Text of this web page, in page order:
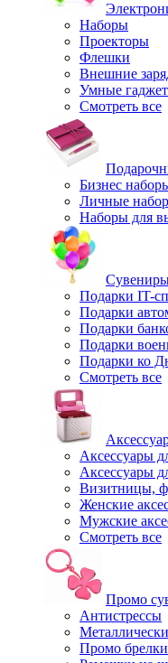
Наборы
Проекторы
Флешки
Внешние
Умные
Смотреть все
Бизнес
Личные
Наборы для
Подарки IT-
Подарки
Подарки
Подарки
Подарки ко
Смотреть все
Аксессуары
Аксессуары
Визитницы,
Женские
Мужские
Смотреть все
Промо
Антистрессы
Промо брелки